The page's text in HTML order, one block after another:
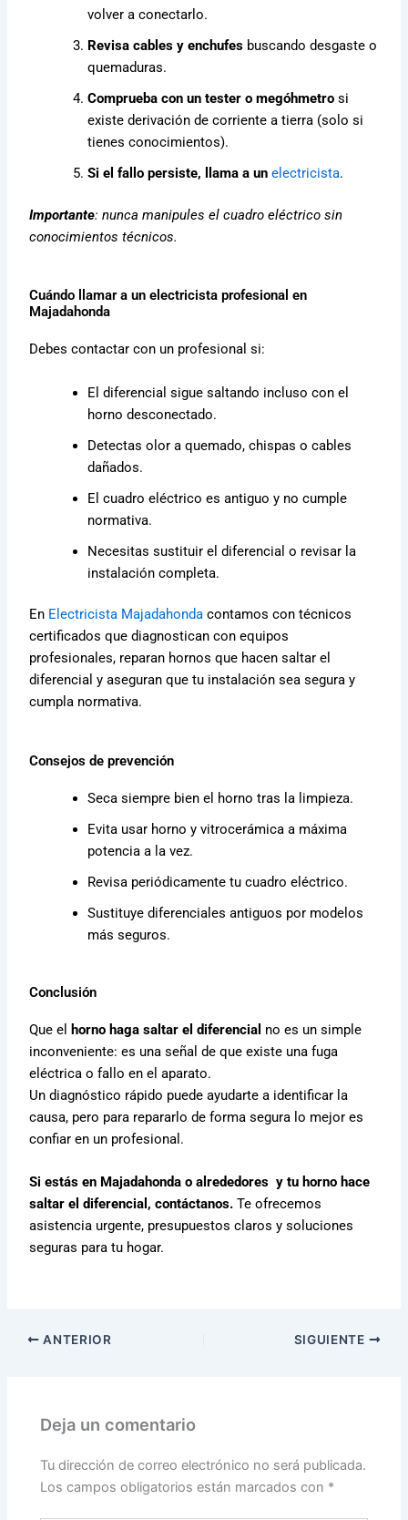
volver a conectarlo.
Revisa cables y enchufes buscando desgaste o
quemaduras.
Comprueba con un tester o megóhmetro si
existe derivación de corriente a tierra (solo si
tienes conocimientos).
Si el fallo persiste, llama a unelectricista.
Importante: nunca manipules el cuadro eléctrico sin
conocimientos técnicos.
Cuándo llamar a un electricista profesional en
Majadahonda
Debes contactar con un profesional si:
El diferencial sigue saltando incluso con el
horno desconectado.
Detectas olor a quemado, chispas o cables
dañados.
El cuadro eléctrico es antiguo y no cumple
normativa.
Necesitas sustituir el diferencial o revisar la
instalación completa.
En Electricista Majadahonda contamos con técnicos
certificados que diagnostican con equipos
profesionales, reparan hornos que hacen saltar el
diferencial y aseguran que tu instalación sea segura y
cumpla normativa.
Consejos de prevención
Seca siempre bien el horno tras la limpieza.
Evita usar horno y vitrocerámica a máxima
potencia a la vez.
Revisa periódicamente tu cuadro eléctrico.
Sustituye diferenciales antiguos por modelos
más seguros.
Conclusión
Que el horno haga saltar el diferencial no es un simple
inconveniente: es una señal de que existe una fuga
eléctrica o fallo en el aparato.
Un diagnóstico rápido puede ayudarte a identificar la
causa, pero para repararlo de forma segura lo mejor es
confiar en un profesional.
Si estás en Majadahonda o alrededores y tu horno hace
saltar el diferencial, contáctanos. Te ofrecemos
asistencia urgente, presupuestos claros y soluciones
seguras para tu hogar.
ANTERIOR SIGUIENTE
Deja un comentario
Tu dirección de correo electrónico no será publicada.
Los campos obligatorios están marcados con *